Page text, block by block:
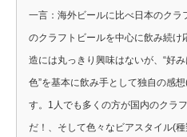
一言：海外ビールに比べ日本のクラ
のクラフトビールを中心に飲み続
造には丸っきり興味はないが、“好
色”を基本に飲み手として独自の感
す。1人でも多くの方が国内のクラ
だ！、そして色々なビアスタイル(